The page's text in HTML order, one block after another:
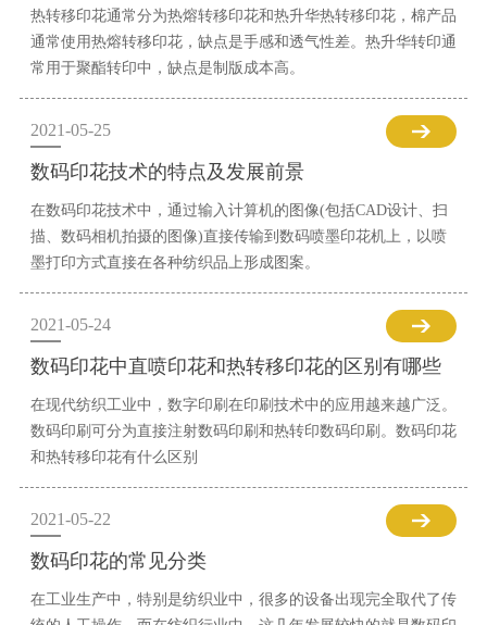
热转移印花通常分为热熔转移印花和热升华热转移印花，棉产品
通常使用热熔转移印花，缺点是手感和透气性差。热升华转印通
常用于聚酯转印中，缺点是制版成本高。
2021-05-25
数码印花技术的特点及发展前景
在数码印花技术中，通过输入计算机的图像(包括CAD设计、扫
描、数码相机拍摄的图像)直接传输到数码喷墨印花机上，以喷
墨打印方式直接在各种纺织品上形成图案。
2021-05-24
数码印花中直喷印花和热转移印花的区别有哪些
在现代纺织工业中，数字印刷在印刷技术中的应用越来越广泛。
数码印刷可分为直接注射数码印刷和热转印数码印刷。数码印花
和热转移印花有什么区别
2021-05-22
数码印花的常见分类
在工业生产中，特别是纺织业中，很多的设备出现完全取代了传